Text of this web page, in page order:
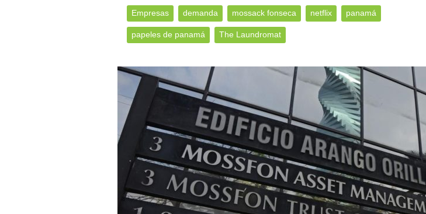
Empresas demanda mossack fonseca netflix panamá
papeles de panamá The Laundromat